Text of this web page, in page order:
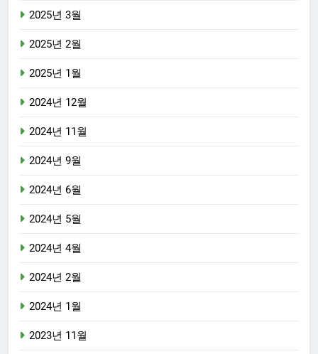
2025년 3월
2025년 2월
2025년 1월
2024년 12월
2024년 11월
2024년 9월
2024년 6월
2024년 5월
2024년 4월
2024년 2월
2024년 1월
2023년 11월